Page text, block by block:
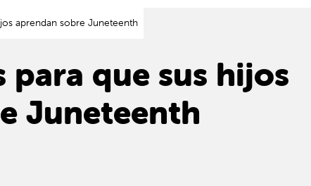
aprendan sobre Juneteenth
para que sus hijos
Juneteenth